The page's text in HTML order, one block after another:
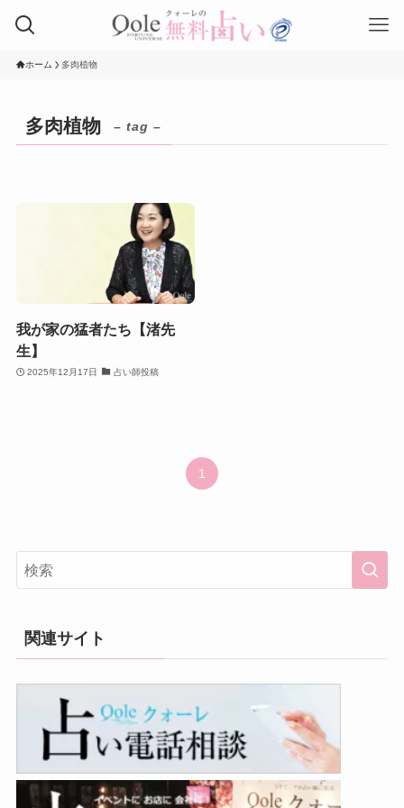
ホーム 多肉植物
多肉植物 – tag –
我が家の猛者たち【渚先
生】
2025年12月17日 占い師投稿
1
関連サイト